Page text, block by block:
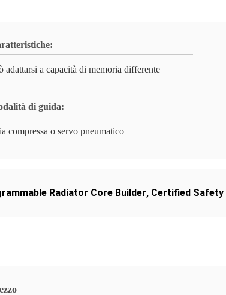
adattarsi a capacità di memoria differente
di guida:
compressa o servo pneumatico
Radiator Core Builder, Certified Safety